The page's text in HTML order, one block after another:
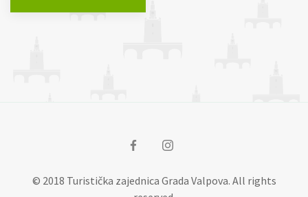
© 2018 Turistička zajednica Grada Valpova. All rights